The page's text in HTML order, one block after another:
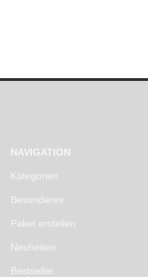
NAVIGATION
Kategorien
Besonderes
Paket erstellen
Neuheiten
Bestseller